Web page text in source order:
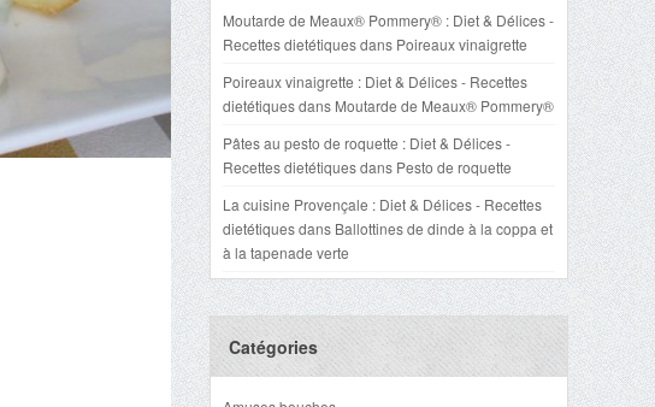
Moutarde de Meaux® Pommery® : Diet & Délices -
Recettes dietétiquesdans Poireaux vinaigrette
Poireaux vinaigrette : Diet & Délices - Recettes
dietétiquesdans Moutarde de Meaux® Pommery®
Pâtes au pesto de roquette : Diet & Délices -
Recettes dietétiquesdans Pesto de roquette
La cuisine Provençale : Diet & Délices - Recettes
dietétiquesdans Ballottines de dinde à la coppa et
à la tapenade verte
Catégories